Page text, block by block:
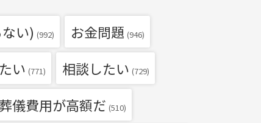
い) (992) お金問題 (946)
い (771) 相談したい (729)
葬儀費用が高額だ (510)